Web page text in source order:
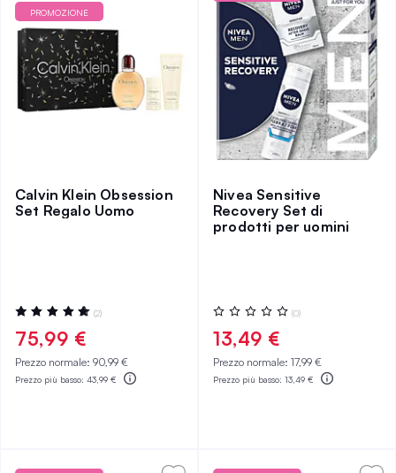
PROMOZIONE
Calvin Klein Obsession
Set Regalo Uomo
Valutazione:
100%
(2)
75,99 €
Prezzo normale: 90,99 €
Prezzo più basso: 43,99 €
Nivea Sensitive
Recovery Set di
prodotti per uomini
Valutazione:
0%
(0)
13,49 €
Prezzo normale: 17,99 €
Prezzo più basso: 13,49 €